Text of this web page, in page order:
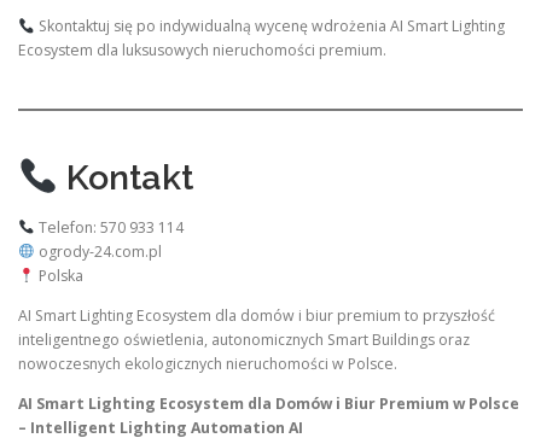
Skontaktuj się po indywidualną wycenę wdrożenia AI Smart Lighting
Ecosystem dla luksusowych nieruchomości premium.
Kontakt
Telefon: 570 933 114
ogrody-24.com.pl
Polska
AI Smart Lighting Ecosystem dla domów i biur premium to przyszłość
inteligentnego oświetlenia, autonomicznych Smart Buildings oraz
nowoczesnych ekologicznych nieruchomości w Polsce.
AI Smart Lighting Ecosystem dla Domów i Biur Premium w Polsce
– Intelligent Lighting Automation AI